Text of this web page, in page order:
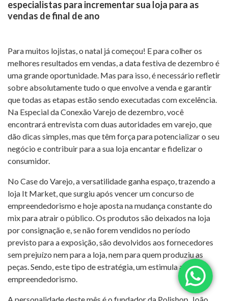
especialistas para incrementar sua loja para as
vendas de final de ano
Para muitos lojistas, o natal já começou! E para colher os
melhores resultados em vendas, a data festiva de dezembro é
uma grande oportunidade. Mas para isso, é necessário refletir
sobre absolutamente tudo o que envolve a venda e garantir
que todas as etapas estão sendo executadas com excelência.
Na Especial da Conexão Varejo de dezembro, você
encontrará entrevista com duas autoridades em varejo, que
dão dicas simples, mas que têm força para potencializar o seu
negócio e contribuir para a sua loja encantar e fidelizar o
consumidor.
No Case do Varejo, a versatilidade ganha espaço, trazendo a
loja It Market, que surgiu após vencer um concurso de
empreendedorismo e hoje aposta na mudança constante do
mix para atrair o público. Os produtos são deixados na loja
por consignação e, se não forem vendidos no período
previsto para a exposição, são devolvidos aos fornecedores
sem prejuízo nem para a loja, nem para quem produziu as
peças. Sendo, este tipo de estratégia, um estimula ao
empreendedorismo.